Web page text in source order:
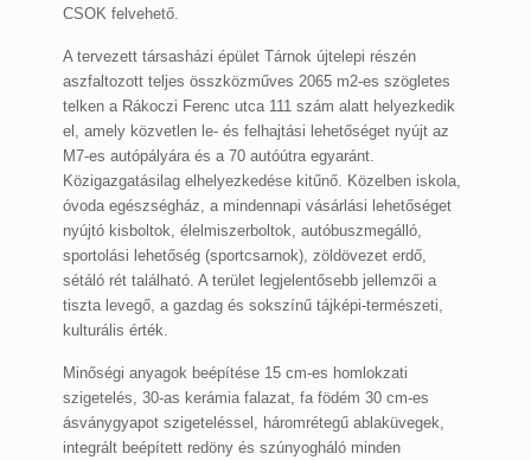
CSOK felvehető.
A tervezett társasházi épület Tárnok újtelepi részén
aszfaltozott teljes összközműves 2065 m2-es szögletes
telken a Rákoczi Ferenc utca 111 szám alatt helyezkedik
el, amely közvetlen le- és felhajtási lehetőséget nyújt az
M7-es autópályára és a 70 autóútra egyaránt.
Közigazgatásilag elhelyezkedése kitűnő. Közelben iskola,
óvoda egészségház, a mindennapi vásárlási lehetőséget
nyújtó kisboltok, élelmiszerboltok, autóbuszmegálló,
sportolási lehetőség (sportcsarnok), zöldövezet erdő,
sétáló rét található. A terület legjelentősebb jellemzői a
tiszta levegő, a gazdag és sokszínű tájképi-természeti,
kulturális érték.
Minőségi anyagok beépítése 15 cm-es homlokzati
szigetelés, 30-as kerámia falazat, fa födém 30 cm-es
ásványgyapot szigeteléssel, háromrétegű ablaküvegek,
integrált beépített redöny és szúnyogháló minden